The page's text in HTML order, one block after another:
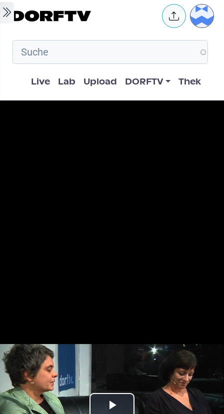
Skip to main content User
Hauptnavigation
Live Lab Upload DORFTV Thek